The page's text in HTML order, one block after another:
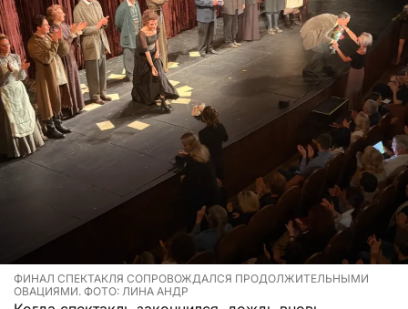
ФИНАЛ СПЕКТАКЛЯ СОПРОВОЖДАЛСЯ ПРОДОЛЖИТЕЛЬНЫМИ
ОВАЦИЯМИ. ФОТО: ЛИНА АНДР